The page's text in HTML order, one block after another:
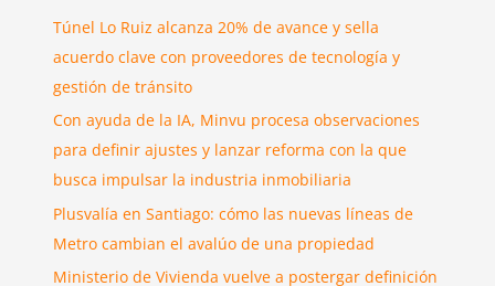
Túnel Lo Ruiz alcanza 20% de avance y sella
acuerdo clave con proveedores de tecnología y
gestión de tránsito
Con ayuda de la IA, Minvu procesa observaciones
para definir ajustes y lanzar reforma con la que
busca impulsar la industria inmobiliaria
Plusvalía en Santiago: cómo las nuevas líneas de
Metro cambian el avalúo de una propiedad
Ministerio de Vivienda vuelve a postergar definición